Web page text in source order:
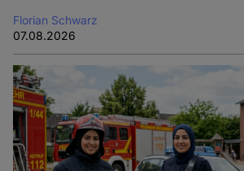
Florian Schwarz
07.08.2026